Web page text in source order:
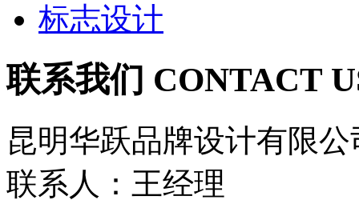
标志设计
联系我们 CONTACT
昆明华跃品牌设计有限公
联系人：王经理